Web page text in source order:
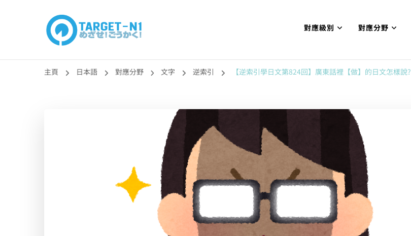
目標!!日本語能力試N1合格
對應級別 對應分野
主頁 日本語 對應分野 文字 逆索引 【逆索引學日文第824回】廣東話裡【做】的日文怎樣說?